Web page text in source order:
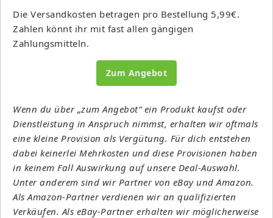
Die Versandkosten betragen pro Bestellung 5,99€.
Zahlen könnt ihr mit fast allen gängigen
Zahlungsmitteln.
Zum Angebot
Wenn du über „zum Angebot“ ein Produkt kaufst oder
Dienstleistung in Anspruch nimmst, erhalten wir oftmals
eine kleine Provision als Vergütung. Für dich entstehen
dabei keinerlei Mehrkosten und diese Provisionen haben
in keinem Fall Auswirkung auf unsere Deal-Auswahl.
Unter anderem sind wir Partner von eBay und Amazon.
Als Amazon-Partner verdienen wir an qualifizierten
Verkäufen. Als eBay-Partner erhalten wir möglicherweise